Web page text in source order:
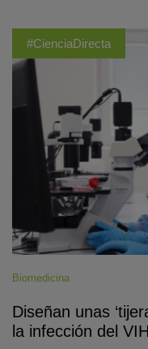
#CienciaDirecta
Biomedicina
Diseñan unas
la infección del